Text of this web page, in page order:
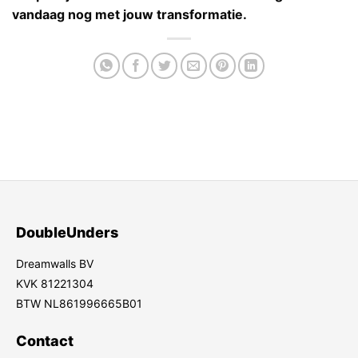
vandaag nog met jouw transformatie.
DoubleUnders
Dreamwalls BV
KVK 81221304
BTW NL861996665B01
Contact